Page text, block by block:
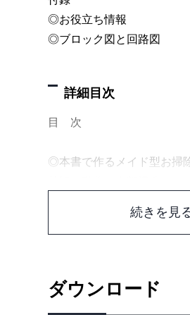
◎お役立ち情報
◎ブロック図と回路図
詳細目次
目 次
◎本書で作るメイド型お掃
第1章 電子回路の「いろは
1-1 メイドロボ立国への野
続きを見
ダウンロード